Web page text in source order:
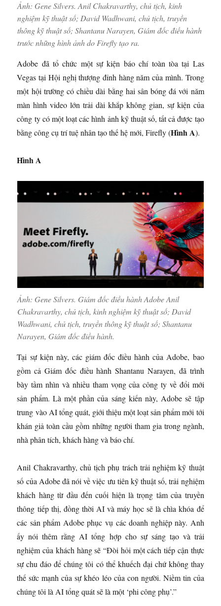
Ảnh: Gene Silvers. Anil Chakravarthy, chủ tịch, kinh
nghiệm kỹ thuật số; David Wadhwani, chủ tịch, truyền
thông kỹ thuật số; Shantanu Narayen, Giám đốc điều hành
trước những hình ảnh do Firefly tạo ra.
Adobe đã tổ chức một sự kiện báo chí toàn tòa tại Las
Vegas tại Hội nghị thượng đỉnh hàng năm của mình. Trong
một hội trường có chiều dài bằng hai sân bóng đá với năm
màn hình video lớn trải dài khắp không gian, sự kiện của
công ty có một loạt các hình ảnh kỹ thuật số, tất cả được tạo
bằng công cụ trí tuệ nhân tạo thế hệ mới, Firefly (Hình A).
Hình A
Ảnh: Gene Silvers. Giám đốc điều hành Adobe Anil
Chakravarthy, chủ tịch, kinh nghiệm kỹ thuật số; David
Wadhwani, chủ tịch, truyền thông kỹ thuật số; Shantanu
Narayen, Giám đốc điều hành.
Tại sự kiện này, các giám đốc điều hành của Adobe, bao
gồm cả Giám đốc điều hành Shantanu Narayen, đã trình
bày tầm nhìn và nhiều tham vọng của công ty về đổi mới
sản phẩm. Là một phần của sáng kiến ​​này, Adobe sẽ tập
trung vào AI tổng quát, giới thiệu một loạt sản phẩm mới tới
khán giả toàn cầu gồm những người tham gia trong ngành,
nhà phân tích, khách hàng và báo chí.
Anil Chakravarthy, chủ tịch phụ trách trải nghiệm kỹ thuật
số của Adobe đã nói về việc ưu tiên kỹ thuật số, trải nghiệm
khách hàng từ đầu đến cuối hiện là trọng tâm của truyền
thông tiếp thị, đồng thời AI và máy học sẽ là chìa khóa để
các sản phẩm Adobe phục vụ các doanh nghiệp này. Anh
ấy nói thêm rằng AI tổng hợp cho sự sáng tạo và trải
nghiệm của khách hàng sẽ “Đòi hỏi một cách tiếp cận thực
sự chu đáo để chúng tôi có thể khuếch đại chứ không thay
thế sức mạnh của sự khéo léo của con người. Niềm tin của
chúng tôi là AI tổng quát sẽ là một ‘phi công phụ’.”